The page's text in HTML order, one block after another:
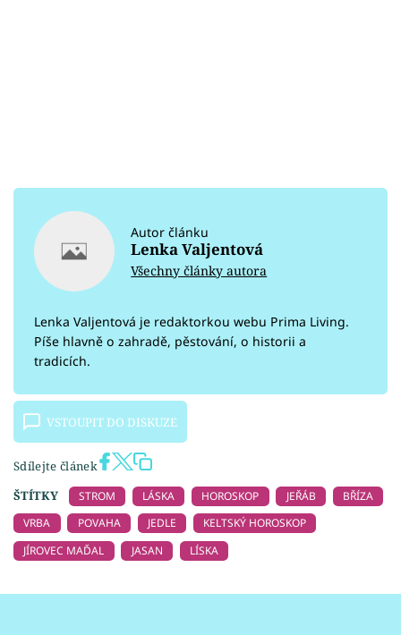
Autor článku
Lenka Valjentová
Všechny články autora
Lenka Valjentová je redaktorkou webu Prima Living.
Píše hlavně o zahradě, pěstování, o historii a
tradicích.
VSTOUPIT DO DISKUZE
Sdílejte článek
ŠTÍTKY
STROM LÁSKA HOROSKOP JEŘÁB
BŘÍZA
VRBA
POVAHA JEDLE
KELTSKÝ HOROSKOP
JÍROVEC MAĎAL
JASAN LÍSKA